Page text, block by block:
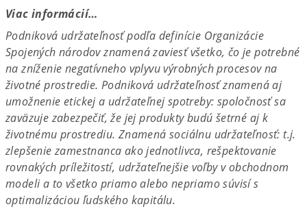
Viac informácií…
Podniková udržateľnosť podľa definície Organizácie
Spojených národov znamená zaviesť všetko, čo je potrebné
na zníženie negatívneho vplyvu výrobných procesov na
životné prostredie. Podniková udržateľnosť znamená aj
umožnenie etickej a udržateľnej spotreby: spoločnosť sa
zaväzuje zabezpečiť, že jej produkty budú šetrné aj k
životnému prostrediu. Znamená sociálnu udržateľnosť: t.j.
zlepšenie zamestnanca ako jednotlivca, rešpektovanie
rovnakých príležitostí, udržateľnejšie voľby v obchodnom
modeli a to všetko priamo alebo nepriamo súvisí s
optimalizáciou ľudského kapitálu.